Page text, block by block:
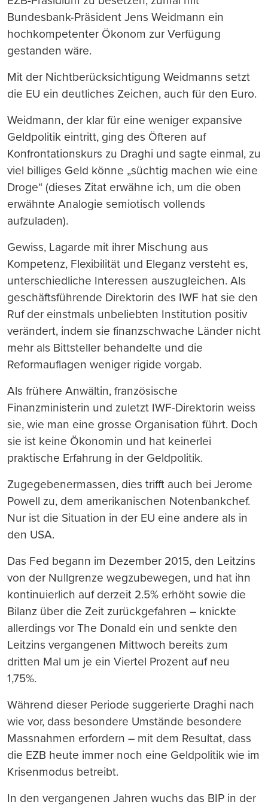
Bundesbank-Präsident Jens Weidmann ein
hochkompetenter Ökonom zur Verfügung
gestanden wäre.
Mit der Nichtberücksichtigung Weidmanns setzt
die EU ein deutliches Zeichen, auch für den Euro.
Weidmann, der klar für eine weniger expansive
Geldpolitik eintritt, ging des Öfteren auf
Konfrontationskurs zu Draghi und sagte einmal, zu
viel billiges Geld könne „süchtig machen wie eine
Droge“ (dieses Zitat erwähne ich, um die oben
erwähnte Analogie semiotisch vollends
aufzuladen).
Gewiss, Lagarde mit ihrer Mischung aus
Kompetenz, Flexibilität und Eleganz versteht es,
unterschiedliche Interessen auszugleichen. Als
geschäftsführende Direktorin des IWF hat sie den
Ruf der einstmals unbeliebten Institution positiv
verändert, indem sie finanzschwache Länder nicht
mehr als Bittsteller behandelte und die
Reformauflagen weniger rigide vorgab.
Als frühere Anwältin, französische
Finanzministerin und zuletzt IWF-Direktorin weiss
sie, wie man eine grosse Organisation führt. Doch
sie ist keine Ökonomin und hat keinerlei
praktische Erfahrung in der Geldpolitik.
Zugegebenermassen, dies trifft auch bei Jerome
Powell zu, dem amerikanischen Notenbankchef.
Nur ist die Situation in der EU eine andere als in
den USA.
Das Fed begann im Dezember 2015, den Leitzins
von der Nullgrenze wegzubewegen, und hat ihn
kontinuierlich auf derzeit 2.5% erhöht sowie die
Bilanz über die Zeit zurückgefahren – knickte
allerdings vor The Donald ein und senkte den
Leitzins vergangenen Mittwoch bereits zum
dritten Mal um je ein Viertel Prozent auf neu
1,75%.
Während dieser Periode suggerierte Draghi nach
wie vor, dass besondere Umstände besondere
Massnahmen erfordern – mit dem Resultat, dass
die EZB heute immer noch eine Geldpolitik wie im
Krisenmodus betreibt.
In den vergangenen Jahren wuchs das BIP in der